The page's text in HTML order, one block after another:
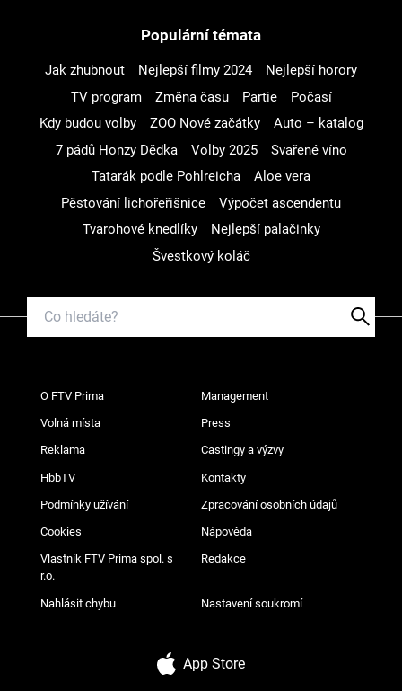
Populární témata
Jak zhubnout Nejlepší filmy 2024
Nejlepší horory
TV program
Změna času Partie
Počasí
Kdy budou volby
ZOO Nové začátky
Auto – katalog
7 pádů Honzy Dědka
Volby 2025
Svařené víno
Tatarák podle Pohlreicha
Aloe vera
Pěstování lichořeřišnice
Výpočet ascendentu
Tvarohové knedlíky
Nejlepší palačinky
Švestkový koláč
O FTV Prima Management
Volná místa Press
Reklama Castingy a výzvy
HbbTV Kontakty
Podmínky užívání Zpracování osobních údajů
Cookies Nápověda
Vlastník FTV Prima spol. s
r.o.
Redakce
Nahlásit chybu Nastavení soukromí
App Store